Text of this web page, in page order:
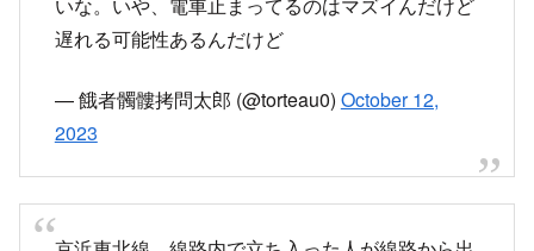
いな。いや、電車止まってるのはマズイんだけど
遅れる可能性あるんだけど
— 餓者髑髏拷問太郎 (@torteau0) October 12,
2023